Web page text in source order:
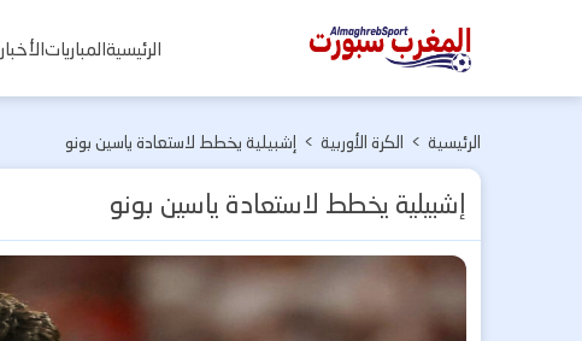
المغرب
الرئيسيةالمبارياتالأخبار
الرئيسية > الكرة الأوربية > إشبيلية يخطط لاستعادة ياسين بونو
إشبيلية يخطط لاستعادة ياسين بونو